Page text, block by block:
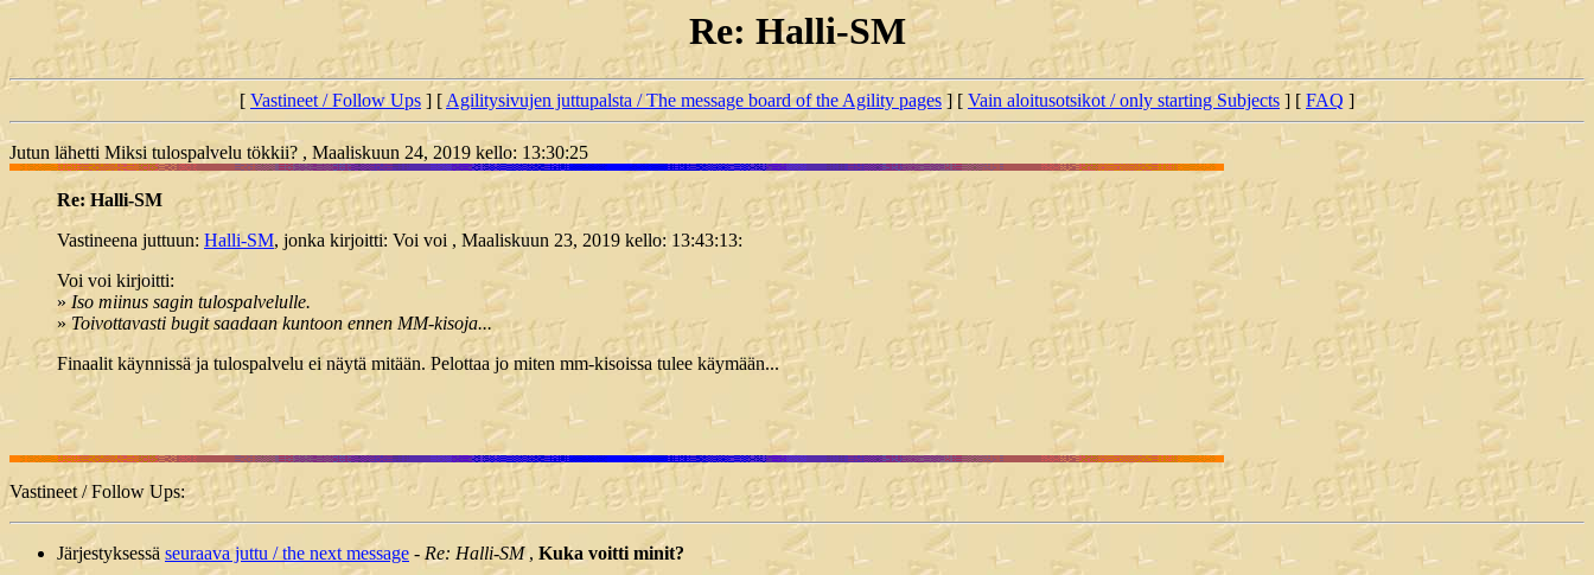
Re: Halli-SM
[ Vastineet / Follow Ups ] [Agilitysivujen juttupalsta / The message board of the Agility pages] [ Vain aloitusotsikot / only starting Subjects ] [ FAQ ]
Jutun lähetti Miksi tulospalvelu tökkii? , Maaliskuun 24, 2019 kello: 13:30:25
Re: Halli-SM
Vastineena juttuun: Halli-SM, jonka kirjoitti: Voi voi , Maaliskuun 23, 2019 kello: 13:43:13:
Voi voi kirjoitti:
»Iso miinus sagin tulospalvelulle.
»Toivottavasti bugit saadaan kuntoon ennen MM-kisoja...
Finaalit käynnissä ja tulospalvelu ei näytä mitään. Pelottaa jo miten mm-kisoissa tulee käymään...
Vastineet / Follow Ups:
Järjestyksessä seuraava juttu / the next message - Re: Halli-SM, Kuka voitti minit?